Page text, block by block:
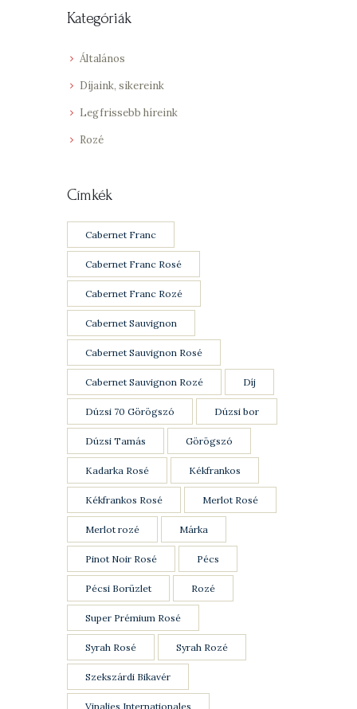
Kategóriák
Általános
Díjaink, sikereink
Legfrissebb híreink
Rozé
Címkék
Cabernet Franc
Cabernet Franc Rosé
Cabernet Franc Rozé
Cabernet Sauvignon
Cabernet Sauvignon Rosé
Cabernet Sauvignon Rozé Díj
Dúzsi 70 Görögszó Dúzsi bor
Dúzsi Tamás Görögszó
Kadarka Rosé Kékfrankos
Kékfrankos Rosé Merlot Rosé
Merlot rozé Márka
Pinot Noir Rosé Pécs
Pécsi Borüzlet Rozé
Super Prémium Rosé
Syrah Rosé Syrah Rozé
Szekszárdi Bikavér
Vinalies Internationales